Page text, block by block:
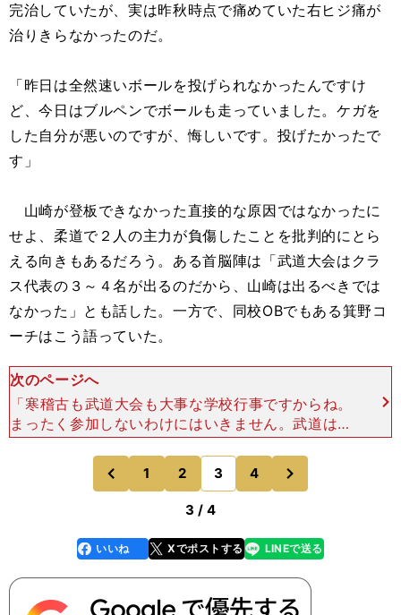
完治していたが、実は昨秋時点で痛めていた右ヒジ痛が
治りきらなかったのだ。
「昨日は全然速いボールを投げられなかったんですけ
ど、今日はブルペンでボールも走っていました。ケガを
した自分が悪いのですが、悔しいです。投げたかったで
す」
山崎が登板できなかった直接的な原因ではなかったに
せよ、柔道で２人の主力が負傷したことを批判的にとら
える向きもあるだろう。ある首脳陣は「武道大会はクラ
ス代表の３～４名が出るのだから、山崎は出るべきでは
なかった」とも話した。一方で、同校OBでもある箕野コ
ーチはこう語っていた。
次のページへ
「寒稽古も武道大会も大事な学校行事ですからね。
まったく参加しないわけにはいきません。武道は柔
道と剣道の選択制なんですけど、僕が在学中は『野
球部はケガの少ない剣道を選ぶように』と言われて
いました。今はと
前
のページへ
1 2 3 4
のページへ
3 / 4
faceboo
k
いいね Xでポストする
line LINEで送る